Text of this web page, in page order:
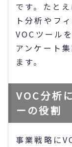
です。たと
ト分析やフ
VOCツール
アンケート
ます。
VOC分析
ーの役割
事業戦略に